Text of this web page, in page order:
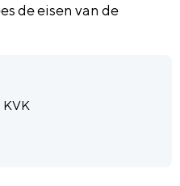
de eisen van de
KVK